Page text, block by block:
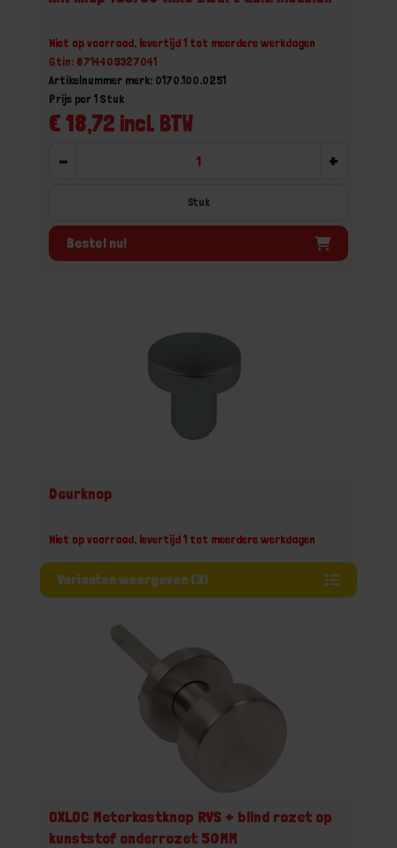
Niet op voorraad, levertijd 1 tot meerdere werkdagen
Gtin: 8714409327041
Artikelnummer merk: 0170.100.0251
€ 18,72 incl. BTW
Prijs per 1 Stuk
- +
Stuk
Bestel nu!
Deurknop
Niet op voorraad, levertijd 1 tot meerdere werkdagen
Varianten weergeven (3)
OXLOC Meterkastknop RVS + blind rozet op
kunststof onderrozet 50MM